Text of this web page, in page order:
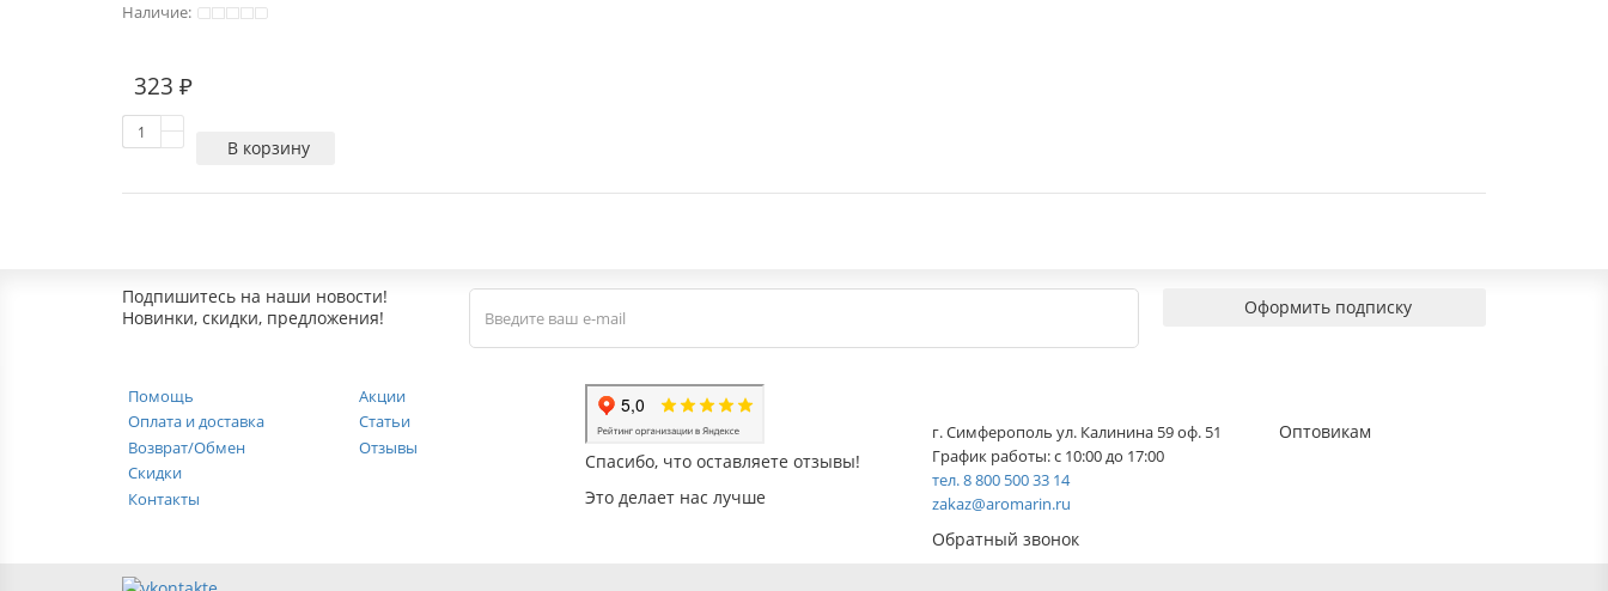
Наличие:
323 ₽
В корзину
Подпишитесь на наши новости!
Новинки, скидки, предложения!
Оформить подписку
Помощь
Оплата и доставка
Возврат/Обмен
Скидки
Контакты
Акции
Статьи
Отзывы
Спасибо, что оставляете отзывы!
Это делает нас лучше
г. Симферополь ул. Калинина 59 оф. 51
График работы: с 10:00 до 17:00
тел. 8 800 500 33 14
zakaz@aromarin.ru
Обратный звонок
Оптовикам